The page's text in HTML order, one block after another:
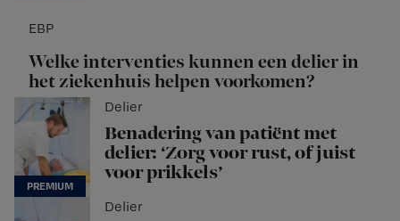
EBP
Welke interventies kunnen een delier in
het ziekenhuis helpen voorkomen?
Delier
Benadering van patiënt met
delier: ‘Zorg voor rust, of juist
voor prikkels’
Delier